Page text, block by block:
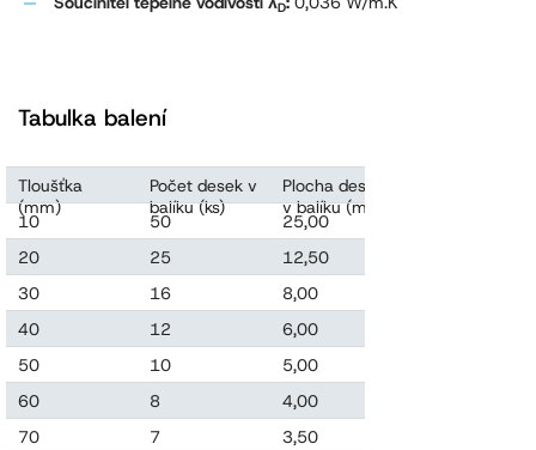
D
Tabulka balení
Tloušťka
(mm)
Počet desek v
balíku (ks)
Plocha desek
v balíku (m2)
10 50 25,00
20
25 12,50
30
16 8,00
40
12 6,00
50
10 5,00
60
8 4,00
70
7 3,50